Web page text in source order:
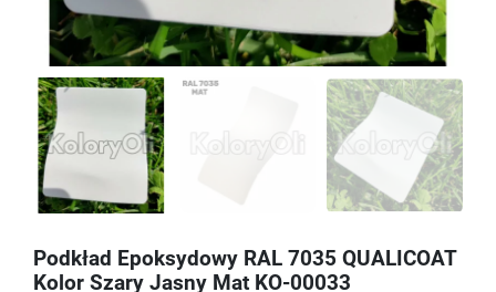
Podkład Epoksydowy RAL 7035 QUALICOAT
Kolor Szary Jasny Mat KO-00033